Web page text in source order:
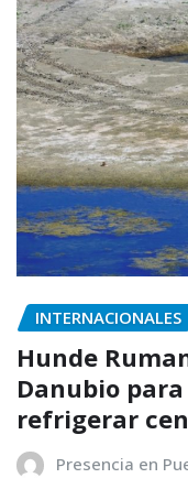
INTERNACIONALES
Hunde
Danubio
refrigerar
Presencia en